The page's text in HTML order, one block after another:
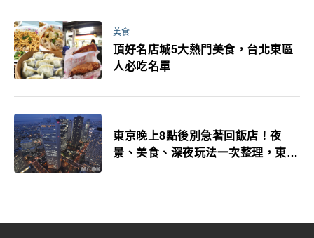
美食
頂好名店城5大熱門美食，台北東區
人必吃名單
東京晚上8點後別急著回飯店！夜
景、美食、深夜玩法一次整理，東京